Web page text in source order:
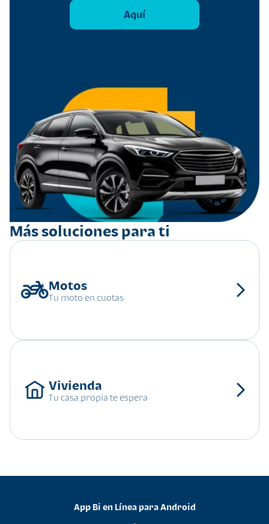
Aquí
Más soluciones para ti
Tu moto en cuotas
Tu casa propia te espera
App Bi en Línea para Android